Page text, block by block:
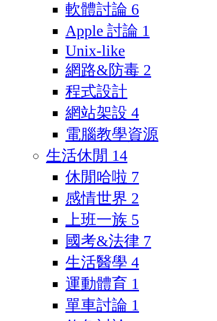
軟體討論 6
Apple 討論 1
Unix-like
網路&防毒 2
程式設計
網站架設 4
電腦教學資源
生活休閒 14
休閒哈啦 7
感情世界 2
上班一族 5
國考&法律 7
生活醫學 4
運動體育 1
單車討論 1